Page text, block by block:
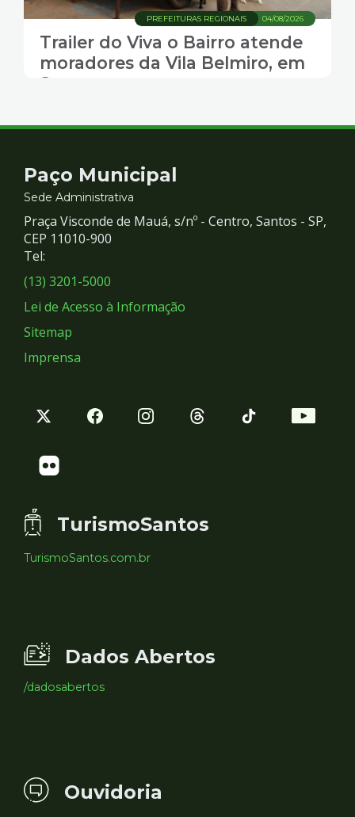
04/08/2026
PREFEITURAS REGIONAIS
Trailer do Viva o Bairro atende
moradores da Vila Belmiro, em
Santos
Contato
e
Redes
Sociais
Paço Municipal
Sede Administrativa
Praça Visconde de Mauá, s/nº - Centro, Santos - SP,
CEP 11010-900
Tel:
(13) 3201-5000
Lei de Acesso à Informação
Sitemap
Imprensa
TurismoSantos
TurismoSantos.com.br
Dados Abertos
/dadosabertos
Ouvidoria